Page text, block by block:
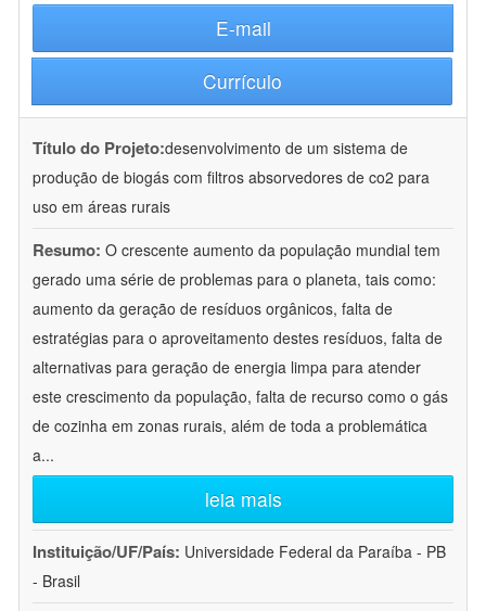
E-mail
Currículo
Título do Projeto:desenvolvimento de um sistema de
produção de biogás com filtros absorvedores de co2 para
uso em áreas rurais
Resumo: O crescente aumento da população mundial tem
gerado uma série de problemas para o planeta, tais como:
aumento da geração de resíduos orgânicos, falta de
estratégias para o aproveitamento destes resíduos, falta de
alternativas para geração de energia limpa para atender
este crescimento da população, falta de recurso como o gás
de cozinha em zonas rurais, além de toda a problemática
a...
leia mais
Instituição/UF/País: Universidade Federal da Paraíba - PB
- Brasil